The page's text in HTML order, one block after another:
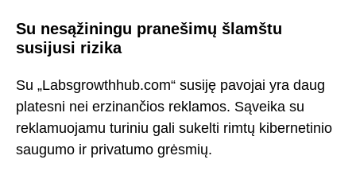
Su nesąžiningu pranešimų šlamštu
susijusi rizika
Su „Labsgrowthhub.com“ susiję pavojai yra daug
platesni nei erzinančios reklamos. Sąveika su
reklamuojamu turiniu gali sukelti rimtų kibernetinio
saugumo ir privatumo grėsmių.